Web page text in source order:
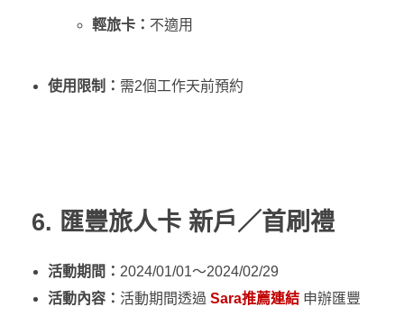
輕旅卡： 不適用
使用限制： 需2個工作天前預約
6. 匯豐旅人卡 新戶／首刷禮
活動期間： 2024/01/01～2024/02/29
活動內容： 活動期間透過 Sara推薦連結申辦匯豐